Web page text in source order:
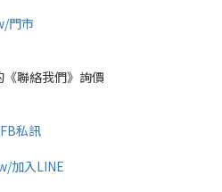
門市
聯絡我們》詢價
私訊
加入LINE